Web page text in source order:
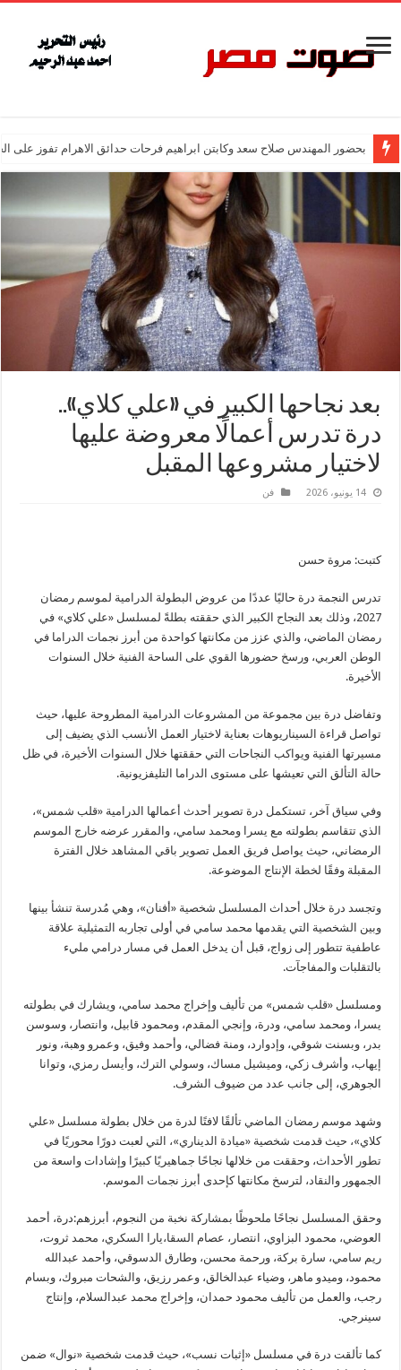
بحضور المهندس صلاح سعد وكابتن ابراهيم فرحات حدائق الاهرام تفوز على
بعد نجاحها الكبير في «علي كلاي»..
درة تدرس أعمالًا معروضة عليها
لاختيار مشروعها المقبل
14 يونيو، 2026 فن
كتبت: مروة حسن
تدرس النجمة درة حاليًا عددًا من عروض البطولة الدرامية لموسم رمضان
2027، وذلك بعد النجاح الكبير الذي حققته بطلةً لمسلسل «علي كلاي» في
رمضان الماضي، والذي عزز من مكانتها كواحدة من أبرز نجمات الدراما في
الوطن العربي، ورسخ حضورها القوي على الساحة الفنية خلال السنوات
الأخيرة.
وتفاضل درة بين مجموعة من المشروعات الدرامية المطروحة عليها، حيث
تواصل قراءة السيناريوهات بعناية لاختيار العمل الأنسب الذي يضيف إلى
مسيرتها الفنية ويواكب النجاحات التي حققتها خلال السنوات الأخيرة، في ظل
حالة التألق التي تعيشها على مستوى الدراما التليفزيونية.
وفي سياق آخر، تستكمل درة تصوير أحدث أعمالها الدرامية «قلب شمس»،
الذي تتقاسم بطولته مع يسرا ومحمد سامي، والمقرر عرضه خارج الموسم
الرمضاني، حيث يواصل فريق العمل تصوير باقي المشاهد خلال الفترة
المقبلة وفقًا لخطة الإنتاج الموضوعة.
وتجسد درة خلال أحداث المسلسل شخصية «أفنان»، وهي مُدرسة تنشأ بينها
وبين الشخصية التي يقدمها محمد سامي في أولى تجاربه التمثيلية علاقة
عاطفية تتطور إلى زواج، قبل أن يدخل العمل في مسار درامي مليء
بالتقلبات والمفاجآت.
ومسلسل «قلب شمس» من تأليف وإخراج محمد سامي، ويشارك في بطولته
يسرا، ومحمد سامي، ودرة، وإنجي المقدم، ومحمود قابيل، وانتصار، وسوسن
بدر، وبسنت شوقي، وإدوارد، ومنة فضالي، وأحمد وفيق، وعمرو وهبة، ونور
إيهاب، وأشرف زكي، وميشيل مساك، وسولي الترك، وأيسل رمزي، وتوانا
الجوهري، إلى جانب عدد من ضيوف الشرف.
وشهد موسم رمضان الماضي تألقًا لافتًا لدرة من خلال بطولة مسلسل «علي
كلاي»، حيث قدمت شخصية «ميادة الديناري»، التي لعبت دورًا محوريًا في
تطور الأحداث، وحققت من خلالها نجاحًا جماهيريًا كبيرًا وإشادات واسعة من
الجمهور والنقاد، لترسخ مكانتها كإحدى أبرز نجمات الموسم.
وحقق المسلسل نجاحًا ملحوظًا بمشاركة نخبة من النجوم، أبرزهم:درة، أحمد
العوضي، محمود البزاوي، انتصار، عصام السقا،يارا السكري، محمد ثروت،
ريم سامي، سارة بركة، ورحمة محسن، وطارق الدسوقي، وأحمد عبدالله
محمود، وميدو ماهر، وضياء عبدالخالق، وعمر رزيق، والشحات مبروك، وبسام
رجب، والعمل من تأليف محمود حمدان، وإخراج محمد عبدالسلام، وإنتاج
سينرجي.
كما تألقت درة في مسلسل «إثبات نسب»، حيث قدمت شخصية «نوال» ضمن